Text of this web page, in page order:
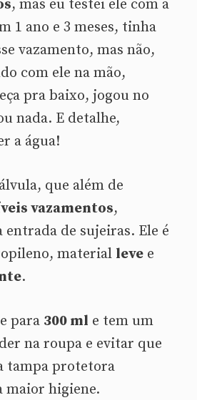
, mas eu testei ele com a
1 ano e 3 meses, tinha
vazamento, mas não,
com ele na mão,
pra baixo, jogou no
nada. E detalhe,
a água!
que além de
vazamentos,
entrada de sujeiras. Ele é
material leve e
.
para 300 ml e tem um
na roupa e evitar que
tampa protetora
maior higiene.